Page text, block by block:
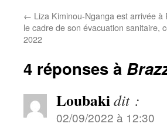
← Liza Kiminou-Nganga est arrivée à
le cadre de son évacuation sanitaire,
2022
4 réponses à
Loubakidit :
02/09/2022 à 12:30